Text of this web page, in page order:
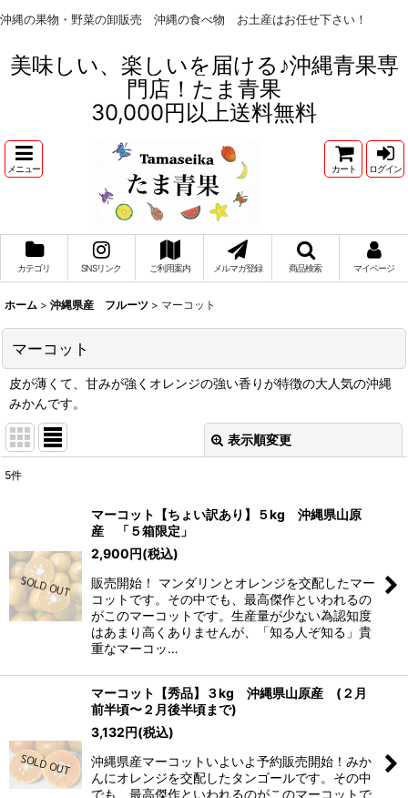
沖縄の果物・野菜の卸販売 沖縄の食べ物 お土産はお任せ下さい！
美味しい、楽しいを届ける♪沖縄青果専
門店！たま青果
30,000円以上送料無料
メニュー カート ログイン
カテゴリ SNSリンク ご利用案内 メルマガ登録 商品検索 マイページ
ホーム > 沖縄県産 フルーツ > マーコット
マーコット
皮が薄くて、甘みが強くオレンジの強い香りが特徴の大人気の沖縄
みかんです。
表示順変更
絞り込む
5件
マーコット【ちょい訳あり】５kg 沖縄県山原
産 「５箱限定」
2,900円(税込)
販売開始！ マンダリンとオレンジを交配したマー
コットです。その中でも、最高傑作といわれるの
がこのマーコットです。生産量が少ない為認知度
はあまり高くありませんが、「知る人ぞ知る」貴
重なマーコッ…
マーコット【秀品】３kg 沖縄県山原産 (２月
前半頃〜２月後半頃まで)
3,132円(税込)
沖縄県産マーコットいよいよ予約販売開始！みか
んにオレンジを交配したタンゴールです。その中
でも、最高傑作といわれるのがこのマーコットで